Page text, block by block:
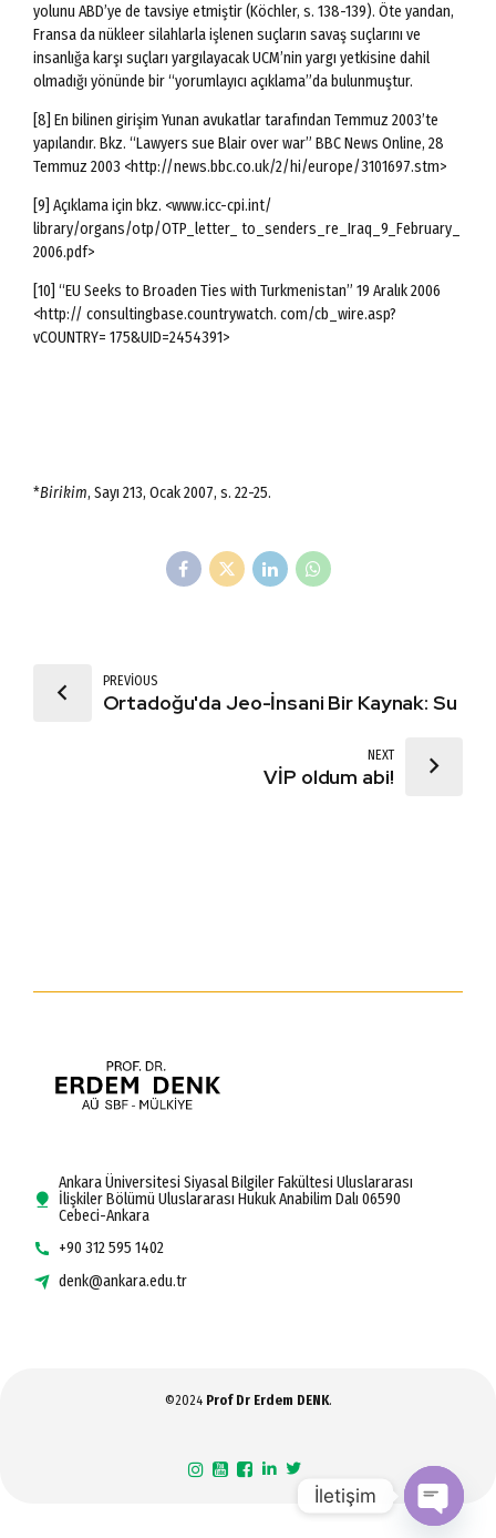
yolunu ABD’ye de tavsiye etmiştir (Köchler, s. 138-139). Öte yandan,
Fransa da nükleer silahlarla işlenen suçların savaş suçlarını ve
insanlığa karşı suçları yargılayacak UCM’nin yargı yetkisine dahil
olmadığı yönünde bir “yorumlayıcı açıklama”da bulunmuştur.
[8] En bilinen girişim Yunan avukatlar tarafından Temmuz 2003’te
yapılandır. Bkz. “Lawyers sue Blair over war” BBC News Online, 28
Temmuz 2003 <http://news.bbc.co.uk/2/hi/europe/3101697.stm>
[9] Açıklama için bkz. <www.icc-cpi.int/
library/organs/otp/OTP_letter_ to_senders_re_Iraq_9_February_
2006.pdf>
[10] “EU Seeks to Broaden Ties with Turkmenistan” 19 Aralık 2006
<http:// consultingbase.countrywatch. com/cb_wire.asp?
vCOUNTRY= 175&UID=2454391>
*Birikim, Sayı 213, Ocak 2007, s. 22-25.
PREVIOUS
Ortadoğu'da Jeo-İnsani Bir Kaynak: Su
NEXT
VİP oldum abi!
Ankara Üniversitesi Siyasal Bilgiler Fakültesi Uluslararası
İlişkiler Bölümü Uluslararası Hukuk Anabilim Dalı 06590
Cebeci-Ankara
+90 312 595 1402
denk@ankara.edu.tr
©2024 Prof Dr Erdem DENK.
İletişim